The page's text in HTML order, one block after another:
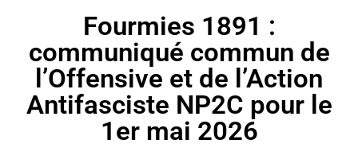
Fourmies 1891 :
communiqué commun de
l’Offensive et de l’Action
Antifasciste NP2C pour le
1er mai 2026